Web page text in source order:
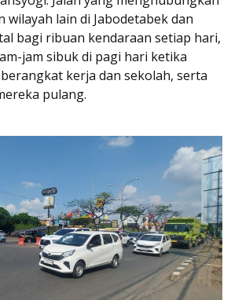
wilayah lain di Jabodetabek dan
bagi ribuan kendaraan setiap hari,
jam sibuk di pagi hari ketika
kerja dan sekolah, serta
pulang.